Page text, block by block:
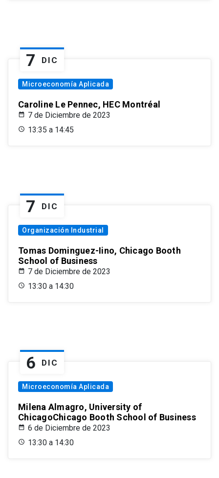
7 DIC
Microeconomía Aplicada
Caroline Le Pennec, HEC Montréal
7 de Diciembre de 2023
13:35 a 14:45
7 DIC
Organización Industrial
Tomas Dominguez-Iino, Chicago Booth
School of Business
7 de Diciembre de 2023
13:30 a 14:30
6 DIC
Microeconomía Aplicada
Milena Almagro, University of
ChicagoChicago Booth School of Business
6 de Diciembre de 2023
13:30 a 14:30